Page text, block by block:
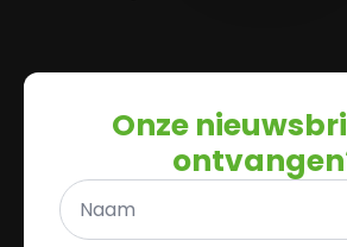
Onze
Naam